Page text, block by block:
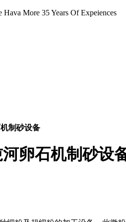
Hava More 35 Years Of Expeiences
制砂设备
河卵石机制砂设